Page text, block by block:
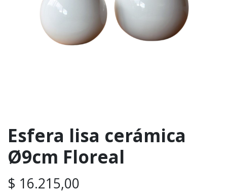
Esfera lisa cerámica
Ø9cm Floreal
$ 16.215,00